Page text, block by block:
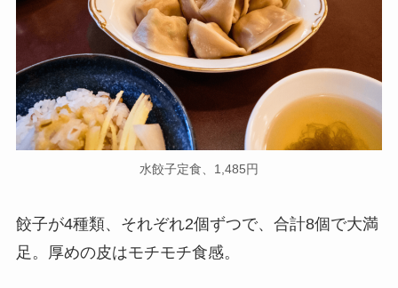
水餃子定食、1,485円
餃子が4種類、それぞれ2個ずつで、合計8個で大満
足。厚めの皮はモチモチ食感。